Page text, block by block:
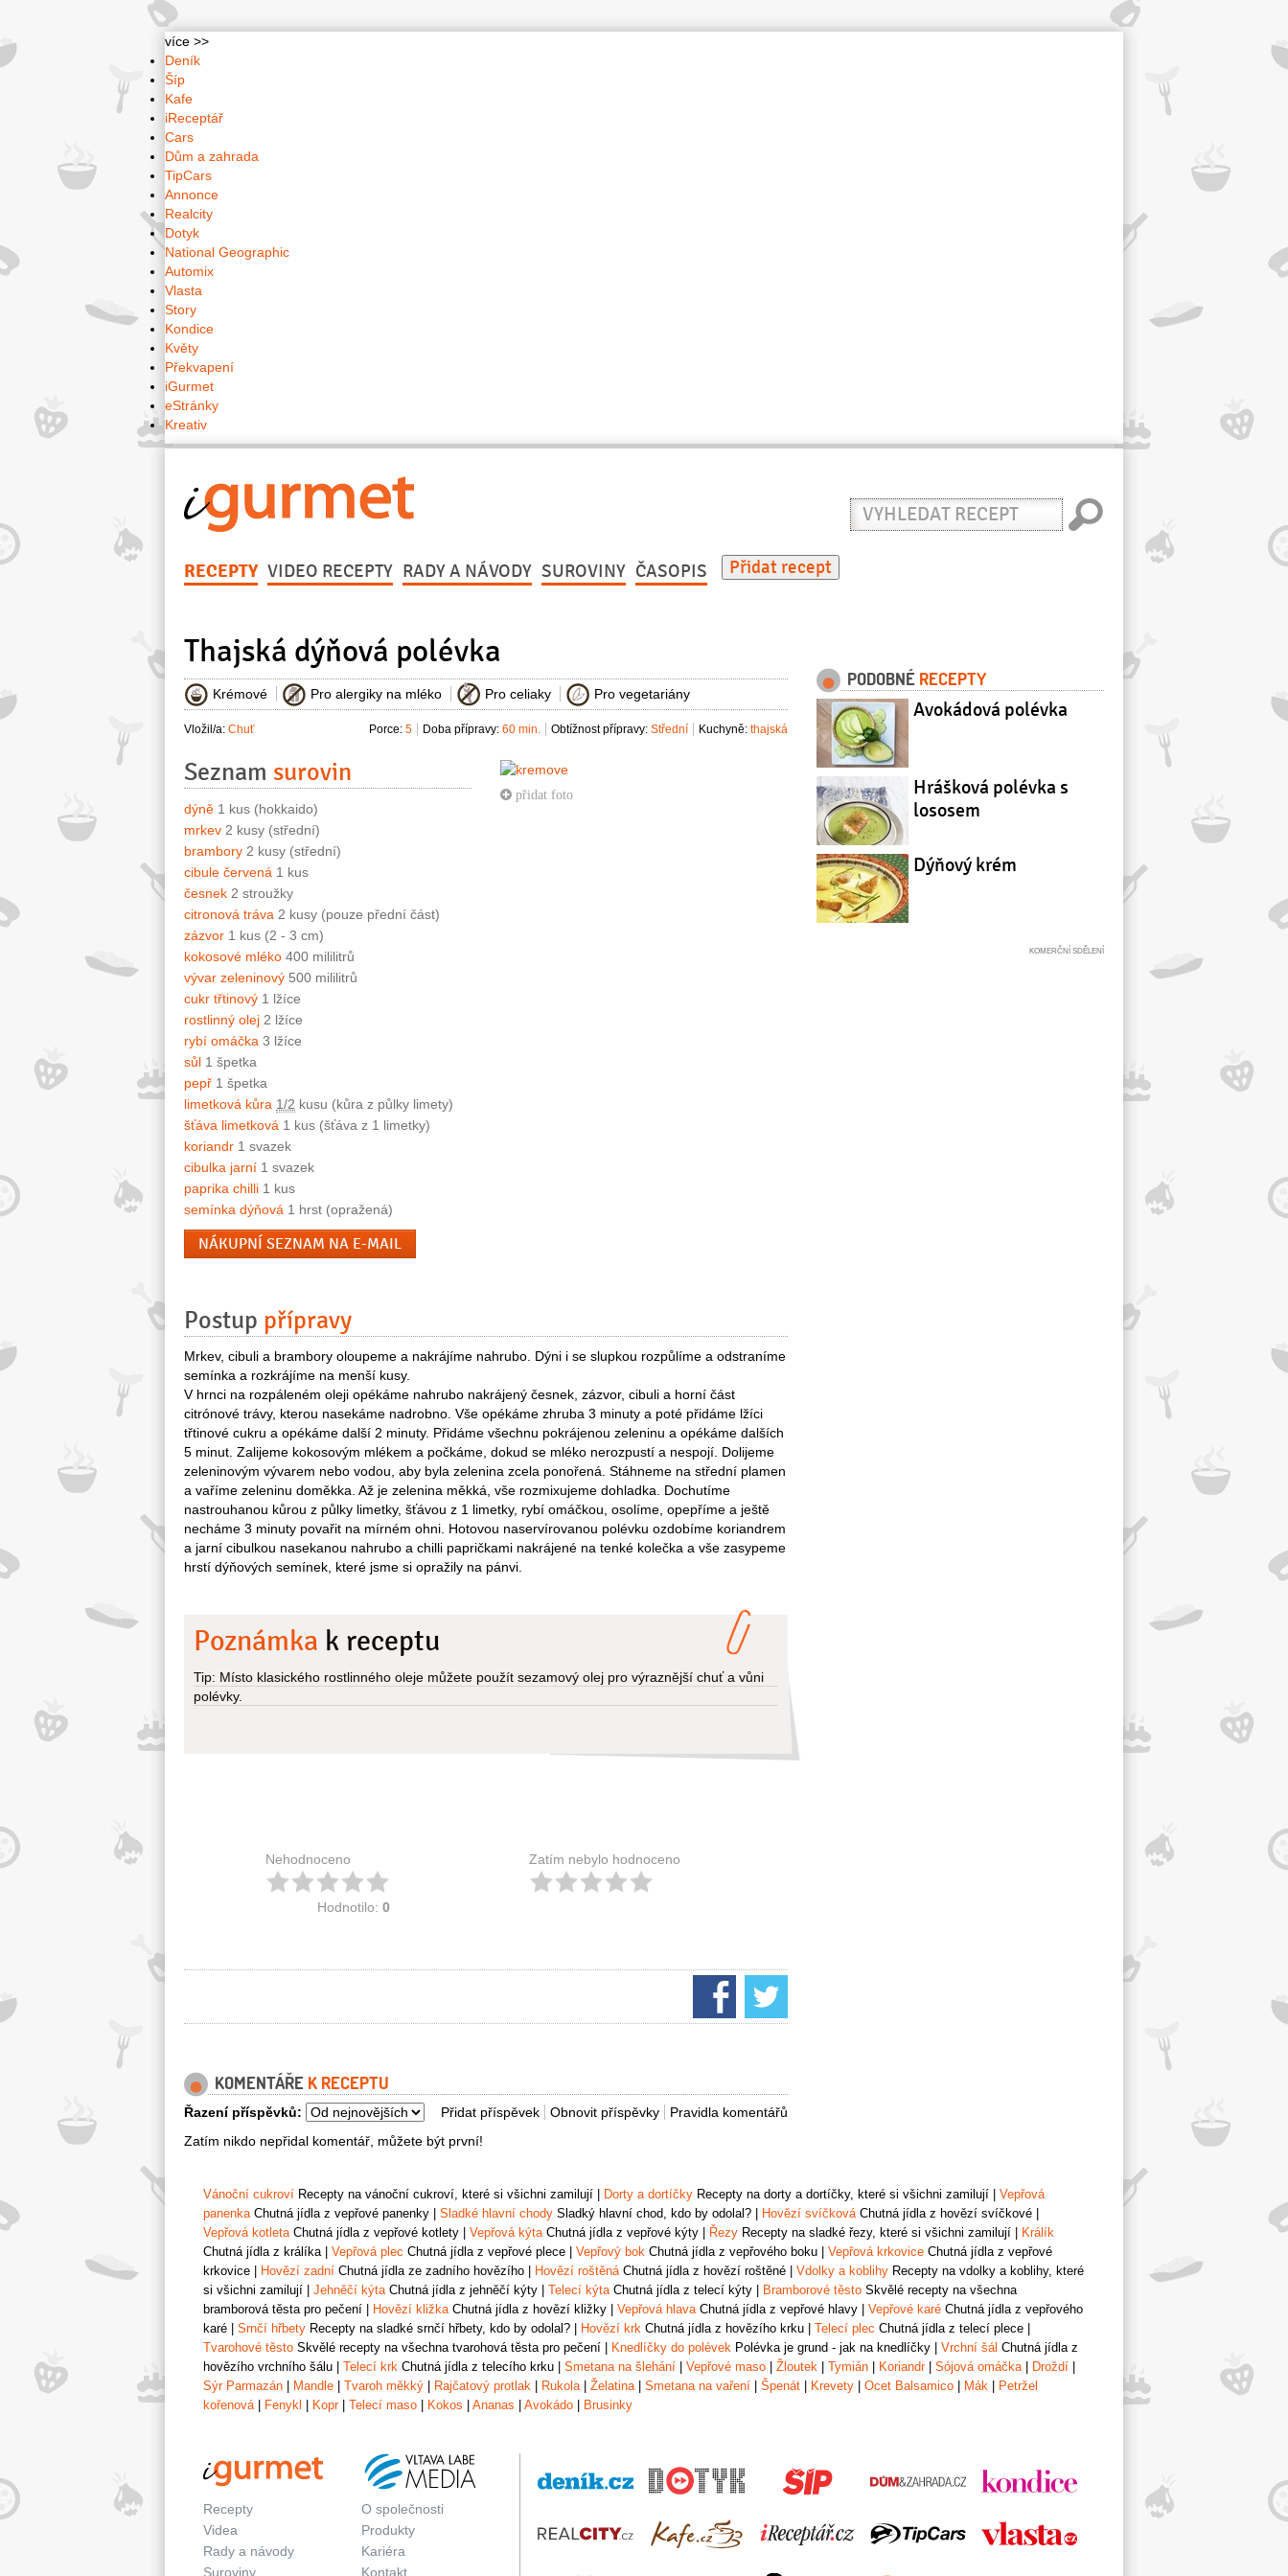
více >>
Deník
Šíp
Kafe
iReceptář
Cars
Dům a zahrada
TipCars
Annonce
Realcity
Dotyk
National Geographic
Automix
Vlasta
Story
Kondice
Květy
Překvapení
iGurmet
eStránky
Kreativ
Vyhledat
recept
RECEPTY VIDEO RECEPTY RADY A NÁVODY SUROVINY ČASOPIS Přidat recept
Thajská dýňová polévka
Krémové Pro alergiky na mléko Pro celiaky Pro vegetariány
Vložil/a: Chuť Kuchyně: thajská
Obtížnost přípravy: Střední
Doba přípravy: 60 min.
Porce: 5
přidat foto
Seznam surovin
dýně 1 kus (hokkaido)
mrkev 2 kusy (střední)
brambory 2 kusy (střední)
cibule červená 1 kus
česnek 2 stroužky
citronová tráva 2 kusy (pouze přední část)
zázvor 1 kus (2 - 3 cm)
kokosové mléko 400 mililitrů
vývar zeleninový 500 mililitrů
cukr třtinový 1 lžíce
rostlinný olej 2 lžíce
rybí omáčka 3 lžíce
sůl 1 špetka
pepř 1 špetka
limetková kůra 1/2 kusu (kůra z půlky limety)
šťáva limetková 1 kus (šťáva z 1 limetky)
koriandr 1 svazek
cibulka jarní 1 svazek
paprika chilli 1 kus
semínka dýňová 1 hrst (opražená)
NÁKUPNÍ SEZNAM NA E-MAIL
Postup přípravy
Mrkev, cibuli a brambory oloupeme a nakrájíme nahrubo. Dýni i se slupkou rozpůlíme a odstraníme
semínka a rozkrájíme na menší kusy.
V hrnci na rozpáleném oleji opékáme nahrubo nakrájený česnek, zázvor, cibuli a horní část
citrónové trávy, kterou nasekáme nadrobno. Vše opékáme zhruba 3 minuty a poté přidáme lžíci
třtinové cukru a opékáme další 2 minuty. Přidáme všechnu pokrájenou zeleninu a opékáme dalších
5 minut. Zalijeme kokosovým mlékem a počkáme, dokud se mléko nerozpustí a nespojí. Dolijeme
zeleninovým vývarem nebo vodou, aby byla zelenina zcela ponořená. Stáhneme na střední plamen
a vaříme zeleninu doměkka. Až je zelenina měkká, vše rozmixujeme dohladka. Dochutíme
nastrouhanou kůrou z půlky limetky, šťávou z 1 limetky, rybí omáčkou, osolíme, opepříme a ještě
necháme 3 minuty povařit na mírném ohni. Hotovou naservírovanou polévku ozdobíme koriandrem
a jarní cibulkou nasekanou nahrubo a chilli papričkami nakrájené na tenké kolečka a vše zasypeme
hrstí dýňových semínek, které jsme si opražily na pánvi.
Poznámka k receptu
Tip: Místo klasického rostlinného oleje můžete použít sezamový olej pro výraznější chuť a vůni
polévky.
Nehodnoceno
Hodnotilo: 0
Zatím nebylo hodnoceno
KOMENTÁŘE K RECEPTU
Pravidla komentářů
Obnovit příspěvky
Přidat příspěvek
Řazení příspěvků:
Zatím nikdo nepřidal komentář, můžete být první!
PODOBNÉ RECEPTY
Avokádová polévka
Hrášková polévka s
lososem
Dýňový krém
Vánoční cukroví Recepty na vánoční cukroví, které si všichni zamilují Dorty a dortíčky Recepty na dorty a dortíčky, které si všichni zamilují
Vepřová
panenkaChutná jídla z vepřové panenky Sladké hlavní chody Sladký hlavní chod, kdo by odolal? Hovězí svíčkováChutná jídla z hovězí svíčkové
Vepřová kotletaChutná jídla z vepřové kotlety Vepřová kýtaChutná jídla z vepřové kýty Řezy Recepty na sladké řezy, které si všichni zamilují
Králík
Chutná jídla z králíka| Vepřová plec Chutná jídla z vepřové plece Vepřový bok Chutná jídla z vepřového boku Vepřová krkovice Chutná jídla z vepřové
krkovice
Hovězí zadní Chutná jídla ze zadního hovězího Hovězí roštěnáChutná jídla z hovězí roštěné Vdolky a koblihy Recepty na vdolky a koblihy, které
si všichni zamilují
Jehněčí kýtaChutná jídla z jehněčí kýty Telecí kýtaChutná jídla z telecí kýty Bramborové těsto Skvělé recepty na všechna
bramborová těsta pro pečení
Hovězí kližkaChutná jídla z hovězí kližky Vepřová hlavaChutná jídla z vepřové hlavy Vepřové karé Chutná jídla z vepřového
karé
Srnčí hřbety Recepty na sladké srnčí hřbety, kdo by odolal? Hovězí krk Chutná jídla z hovězího krku Telecí plec Chutná jídla z telecí plece
Tvarohové těsto Skvělé recepty na všechna tvarohová těsta pro pečení Knedlíčky do polévek Polévka je grund - jak na knedlíčky Vrchní šál Chutná jídla z
hovězího vrchního šálu
Telecí krk Chutná jídla z telecího krku Smetana na šlehání Vepřové maso Žloutek Tymián Koriandr| Sójová omáčka| Droždí
Sýr Parmazán
Mandle Tvaroh měkký Rajčatový protlak Rukola| Želatina| Smetana na vaření Špenát Krevety Ocet Balsamico Mák
Petržel
kořenová| Fenykl Kopr| Telecí maso Kokos Ananas Avokádo Brusinky
Recepty
Videa
Rady a návody
Suroviny
O společnosti
Produkty
Kariéra
Kontakt